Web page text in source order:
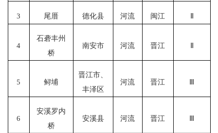
3 尾厝 德化县 河流 闽江 Ⅱ
4
石砻丰州
桥
南安市 河流 晋江 Ⅱ
5 鲟埔
晋江市
丰泽区
河流 晋江 Ⅲ
6
安溪罗内
桥
安溪县 河流 晋江 Ⅲ